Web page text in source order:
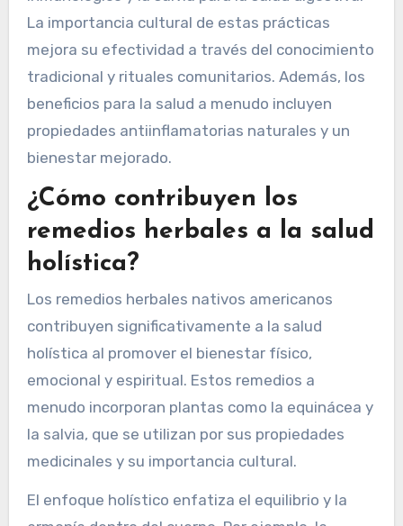
Los remedios herbales nativos americanos
pueden tratar diversas dolencias, incluyendo
problemas respiratorios, problemas digestivos y
afecciones de la piel. Estos remedios utilizan
plantas como la equinácea para el apoyo
inmunológico y la salvia para la salud digestiva.
mejora su efectividad a través del conocimiento
tradicional y rituales comunitarios. Además, los
beneficios para la salud a menudo incluyen
¿Cómo contribuyen los
remedios herbales a la salud
holística?
Los remedios herbales nativos americanos
holística al promover el bienestar físico,